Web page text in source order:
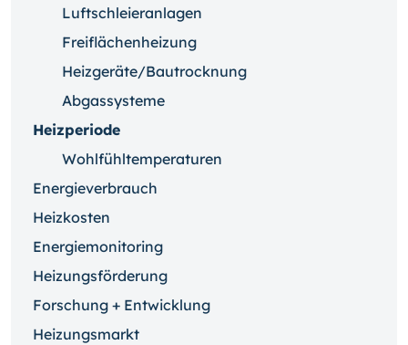
Luftschleieranlagen
Freiflächenheizung
Heizgeräte/Bautrocknung
Abgassysteme
Heizperiode
Wohlfühltemperaturen
Energieverbrauch
Heizkosten
Energiemonitoring
Heizungsförderung
Forschung + Entwicklung
Heizungsmarkt